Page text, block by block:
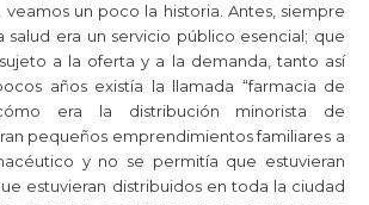
veamos un poco la historia. Antes, siempre
salud era un servicio público esencial; que
a la oferta y a la demanda, tanto así
años existía la llamada “farmacia de
era la distribución minorista de
pequeños emprendimientos familiares a
y no se permitía que estuvieran
estuvieran distribuidos en toda la ciudad